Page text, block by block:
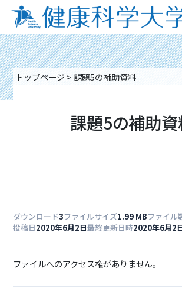
トップページ> 課題5の補助資料
課題5の補助
ダウンロード3ファイルサイズ1.99 MBファイル
投稿日2020年6月2日最終更新日時2020年6月2
ファイルへのアクセス権がありません。